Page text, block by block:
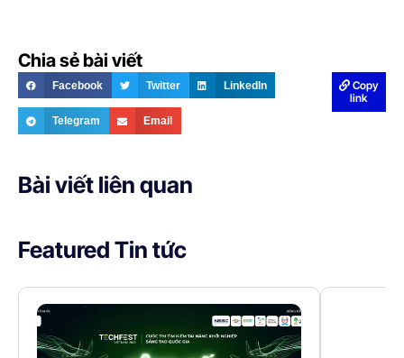
Chia sẻ bài viết
Facebook Twitter LinkedIn
Telegram Email
Copy
link
Bài viết liên quan
Featured Tin tức